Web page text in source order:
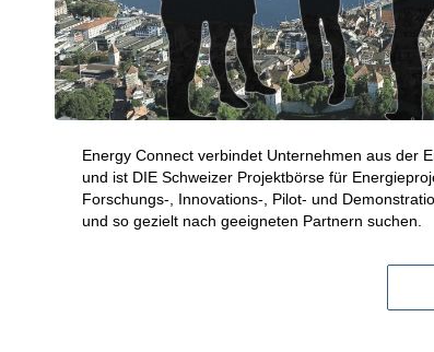
Energy Connect verbindet Unternehmen aus der
und ist DIE Schweizer Projektbörse für
Forschungs-, Innovations-, Pilot- und
und so gezielt nach geeigneten Partnern suchen.